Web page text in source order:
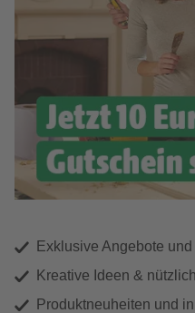
Exklusive Angebote
Kreative Ideen &
Produktneuheiten und